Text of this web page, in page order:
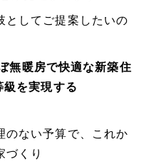
としてご提案したいの
無暖房で快適な新築住
を実現する
のない予算で、これか
づくり